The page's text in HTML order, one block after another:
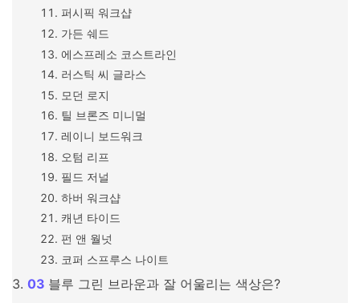
퍼시픽 워크샵
가든 쉐드
에스프레소 코스트라인
러스틱 씨 글라스
모던 로지
틸 브론즈 미니멀
레이니 보드워크
오텀 리프
필드 저널
하버 워크샵
캐년 타이드
펀 앤 월넛
코퍼 스프루스 나이트
블루 그린 브라운과 잘 어울리는 색상은?